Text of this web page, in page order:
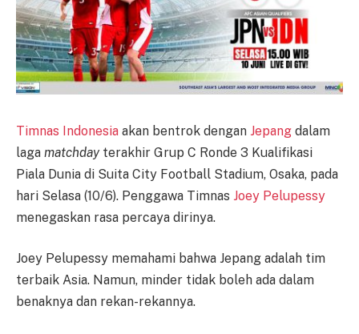
Timnas Indonesia akan bentrok dengan Jepang dalam
laga matchdayterakhir Grup C Ronde 3 Kualifikasi
Piala Dunia di Suita City Football Stadium, Osaka, pada
hari Selasa (10/6). Penggawa Timnas Joey Pelupessy
menegaskan rasa percaya dirinya.
Joey Pelupessy memahami bahwa Jepang adalah tim
terbaik Asia. Namun, minder tidak boleh ada dalam
benaknya dan rekan-rekannya.